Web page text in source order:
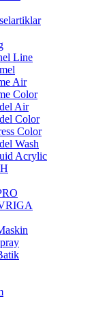
Line
Air
Color
Air
Color
Color
Wash
Acrylic